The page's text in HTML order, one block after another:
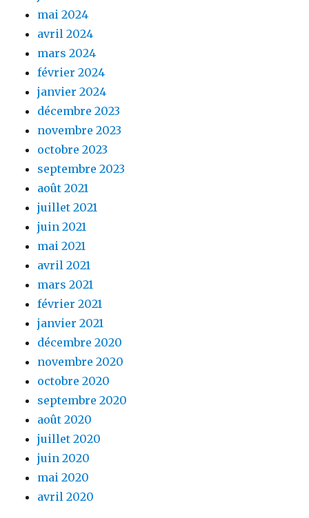
mai 2024
avril 2024
mars 2024
février 2024
janvier 2024
décembre 2023
novembre 2023
octobre 2023
septembre 2023
août 2021
juillet 2021
juin 2021
mai 2021
avril 2021
mars 2021
février 2021
janvier 2021
décembre 2020
novembre 2020
octobre 2020
septembre 2020
août 2020
juillet 2020
juin 2020
mai 2020
avril 2020